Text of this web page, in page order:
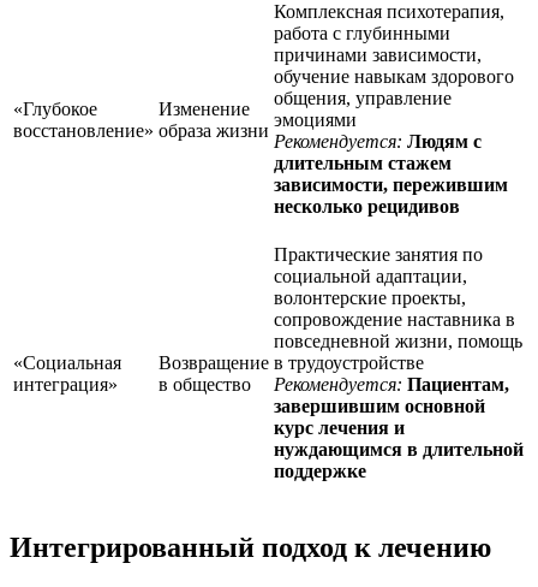
«Глубокое
восстановление»
Изменение
образа жизни
Комплексная психотерапия,
работа с глубинными
причинами зависимости,
обучение навыкам здорового
общения, управление
эмоциями
Рекомендуется: Людям с
длительным стажем
зависимости, пережившим
несколько рецидивов
«Социальная
интеграция»
Возвращение
в общество
Практические занятия по
социальной адаптации,
волонтерские проекты,
сопровождение наставника в
повседневной жизни, помощь
в трудоустройстве
Рекомендуется: Пациентам,
завершившим основной
курс лечения и
нуждающимся в длительной
поддержке
Интегрированный подход к лечению